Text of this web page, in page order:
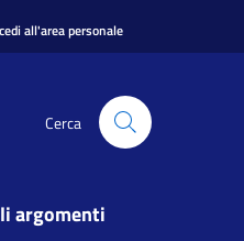
all'area personale
Cerca
argomenti